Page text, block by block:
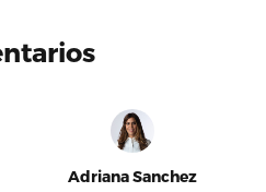
Adriana Sanchez